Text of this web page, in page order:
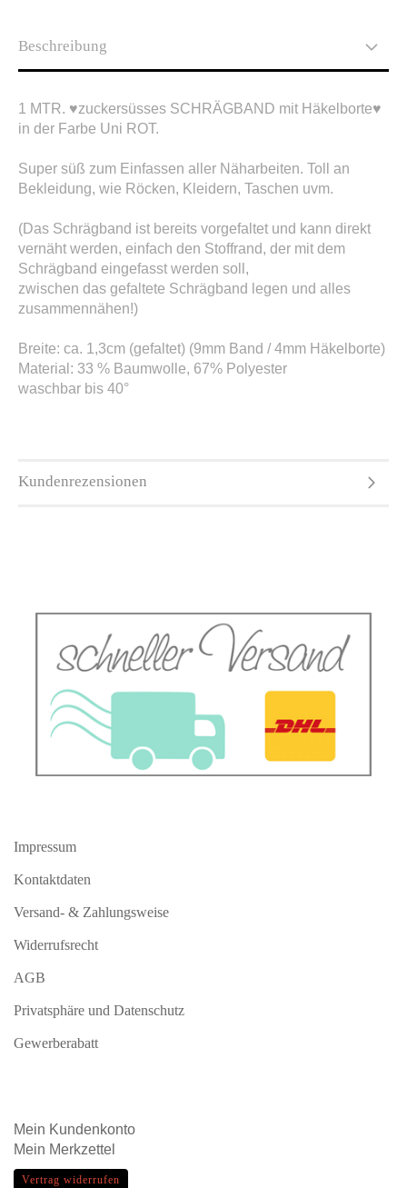
Beschreibung
1 MTR. ♥zuckersüsses SCHRÄGBAND mit Häkelborte♥
in der Farbe Uni ROT.
Super süß zum Einfassen aller Näharbeiten. Toll an
Bekleidung, wie Röcken, Kleidern, Taschen uvm.
(Das Schrägband ist bereits vorgefaltet und kann direkt
vernäht werden, einfach den Stoffrand, der mit dem
Schrägband eingefasst werden soll,
zwischen das gefaltete Schrägband legen und alles
zusammennähen!)
Breite: ca. 1,3cm (gefaltet) (9mm Band / 4mm Häkelborte)
Material: 33 % Baumwolle, 67% Polyester
waschbar bis 40°
Kundenrezensionen
Impressum
Kontaktdaten
Versand- & Zahlungsweise
Widerrufsrecht
AGB
Privatsphäre und Datenschutz
Gewerberabatt
Mein Kundenkonto
Mein Merkzettel
Vertrag widerrufen